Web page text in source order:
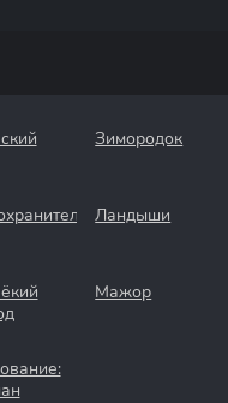
Зимородок
Ландыши
Мажор